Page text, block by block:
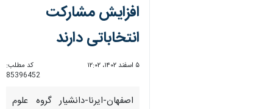
افزایش مشارکت
انتخاباتی دارند
۵ اسفند ۱۴۰۲، ۱۲:۰۲
کد مطلب:
85396452
اصفهان-ایرنا-دانشیار گروه علوم